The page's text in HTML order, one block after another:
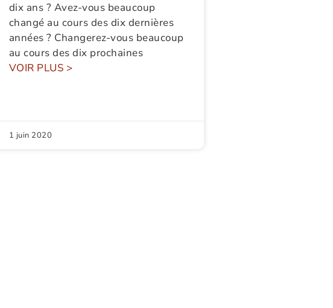
dix ans ? Avez-vous beaucoup
changé au cours des dix dernières
années ? Changerez-vous beaucoup
au cours des dix prochaines
VOIR PLUS >
1 juin 2020